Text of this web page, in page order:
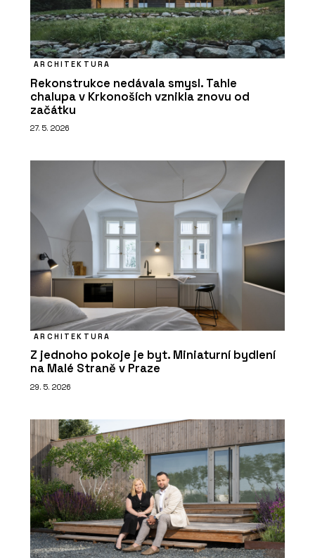
ARCHITEKTURA
Rekonstrukce nedávala smysl. Tahle
chalupa v Krkonoších vznikla znovu od
začátku
27. 5. 2026
ARCHITEKTURA
Z jednoho pokoje je byt. Miniaturní bydlení
na Malé Straně v Praze
29. 5. 2026